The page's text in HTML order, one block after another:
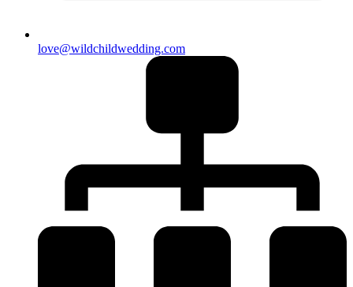
love@wildchildwedding.com